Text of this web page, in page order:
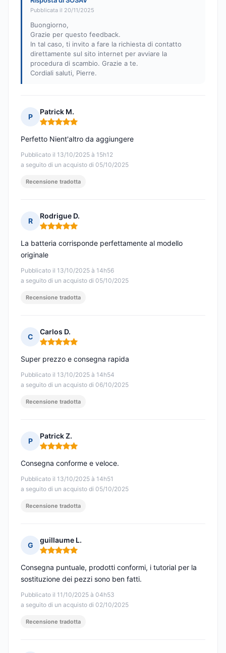
Pubblicata il 20/11/2025
Buongiorno,
Grazie per questo feedback.
In tal caso, ti invito a fare la richiesta di contatto
direttamente sul sito internet per avviare la
procedura di scambio. Grazie a te.
Cordiali saluti, Pierre.
P
Patrick M.
Nota: 5 su 5
Pubblicato il 13/10/2025 à 15h12
a seguito di un acquisto di 05/10/2025
Perfetto Nient'altro da aggiungere
Recensione tradotta
R
Rodrigue D.
Nota: 5 su 5
Pubblicato il 13/10/2025 à 14h56
a seguito di un acquisto di 05/10/2025
La batteria corrisponde perfettamente al modello
originale
Recensione tradotta
C
Carlos D.
Nota: 5 su 5
Pubblicato il 13/10/2025 à 14h54
a seguito di un acquisto di 06/10/2025
Super prezzo e consegna rapida
Recensione tradotta
P
Patrick Z.
Nota: 5 su 5
Pubblicato il 13/10/2025 à 14h51
a seguito di un acquisto di 05/10/2025
Consegna conforme e veloce.
Recensione tradotta
G
guillaume L.
Nota: 5 su 5
Pubblicato il 11/10/2025 à 04h53
a seguito di un acquisto di 02/10/2025
Consegna puntuale, prodotti conformi, i tutorial per la
sostituzione dei pezzi sono ben fatti.
Recensione tradotta